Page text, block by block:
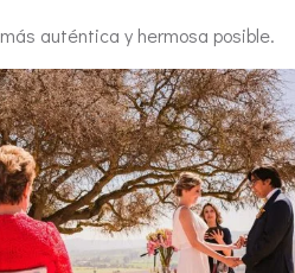
auténtica y hermosa posible.